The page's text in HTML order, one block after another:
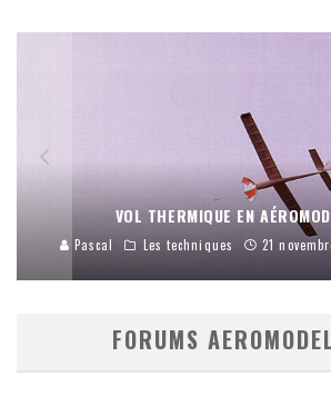
VOL THERMIQUE EN
Pascal Les techniques 21
FORUMS